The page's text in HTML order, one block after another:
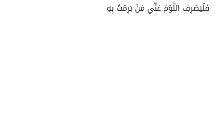
فَلْيَصْرِفِ اللَّوْمَ عَنِّي مَنْ بَرِمْتُ بِهِ